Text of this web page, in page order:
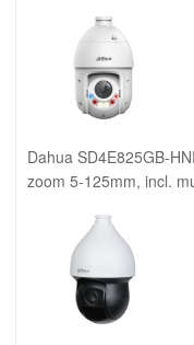
Dahua SD4E825GB-
zoom 5-125mm, incl.